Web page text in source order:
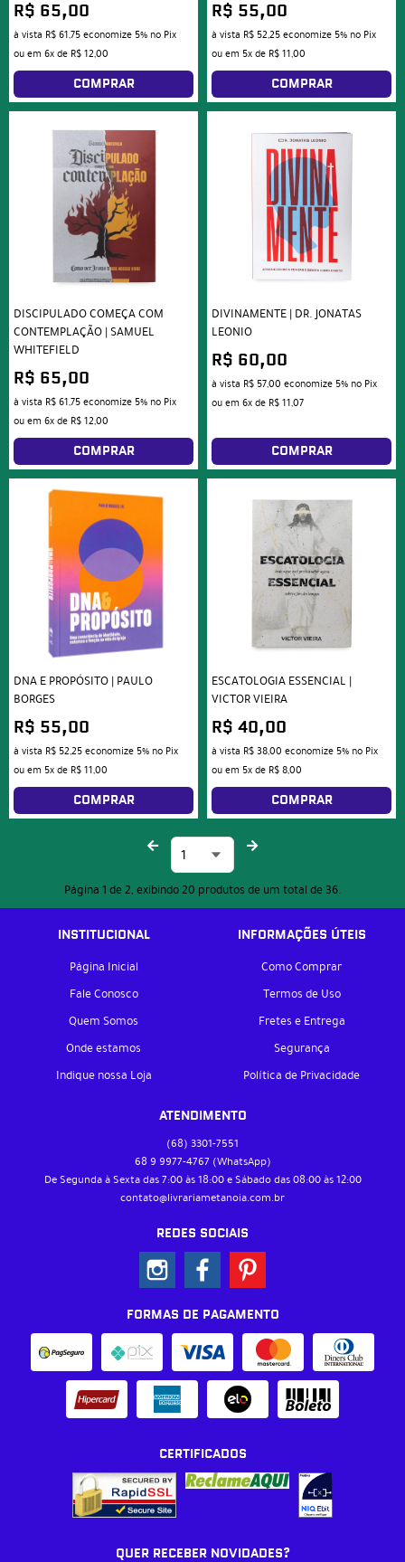
R$ 65,00
à vista R$ 61,75economize 5% no Pix
ou em 6xde R$ 12,00
COMPRAR
R$ 55,00
à vista R$ 52,25economize 5% no Pix
ou em 5xde R$ 11,00
COMPRAR
DISCIPULADO COMEÇA COM
CONTEMPLAÇÃO | SAMUEL
WHITEFIELD
R$ 65,00
à vista R$ 61,75economize 5% no Pix
ou em 6xde R$ 12,00
COMPRAR
DIVINAMENTE | DR. JONATAS
LEONIO
R$ 60,00
à vista R$ 57,00 economize 5% no Pix
ou em 6xde R$ 11,07
COMPRAR
DNA E PROPÓSITO | PAULO
BORGES
R$ 55,00
à vista R$ 52,25economize 5% no Pix
ou em 5xde R$ 11,00
COMPRAR
ESCATOLOGIA ESSENCIAL |
VICTOR VIEIRA
R$ 40,00
à vista R$ 38,00 economize 5% no Pix
ou em 5xde R$ 8,00
COMPRAR
Página 1 de 2, exibindo 20 produtos de um total de 36.
INSTITUCIONAL
Página Inicial
Fale Conosco
Quem Somos
Onde estamos
Indique nossa Loja
INFORMAÇÕES ÚTEIS
Como Comprar
Termos de Uso
Fretes e Entrega
Segurança
Política de Privacidade
ATENDIMENTO
(68) 3301-7551
68 9 9977-4767 (WhatsApp)
De Segunda à Sexta das 7:00 às 18:00 e Sábado das 08:00 às 12:00
contato@livrariametanoia.com.br
REDES SOCIAIS
FORMAS DE PAGAMENTO
CERTIFICADOS
QUER RECEBER NOVIDADES?